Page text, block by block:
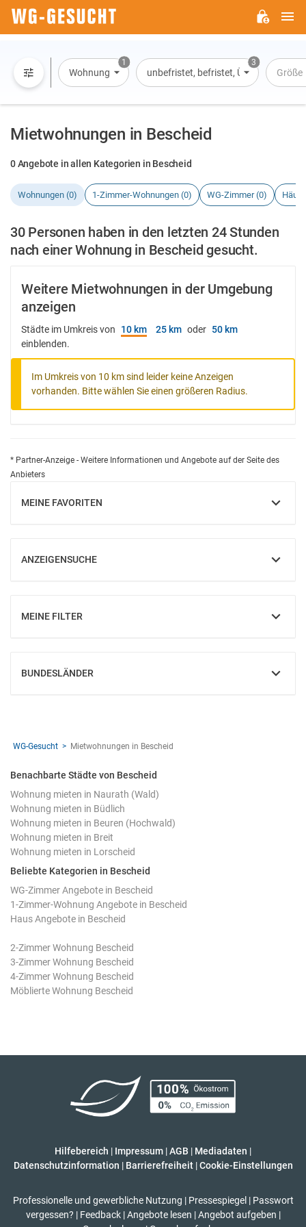
1
Wohnung
3
unbefristet, befristet, Übernachtung
Größe
Mietwohnungen in Bescheid
0 Angebote in allen Kategorien in Bescheid
Wohnungen (0) 1-Zimmer-Wohnungen (0) WG-Zimmer (0)
30 Personen haben in den letzten 24 Stunden
nach einer Wohnung in Bescheid gesucht.
Weitere Mietwohnungen in der Umgebung
anzeigen
Städte im Umkreis von 10 km 25 km oder 50 km
einblenden.
Im Umkreis von 10 km sind leider keine Anzeigen
vorhanden. Bitte wählen Sie einen größeren Radius.
* Partner-Anzeige - Weitere Informationen und Angebote auf der Seite des
Anbieters
MEINE FAVORITEN
EINBLENDEN
ANZEIGENSUCHE
EINBLENDEN
MEINE FILTER
EINBLENDEN
BUNDESLÄNDER
EINBLENDEN
WG-Gesucht Mietwohnungen in Bescheid
Benachbarte Städte von Bescheid
Wohnung mieten in Naurath (Wald)
Wohnung mieten in Büdlich
Wohnung mieten in Beuren (Hochwald)
Wohnung mieten in Breit
Wohnung mieten in Lorscheid
Beliebte Kategorien in Bescheid
WG-Zimmer Angebote in Bescheid
1-Zimmer-Wohnung Angebote in Bescheid
Haus Angebote in Bescheid
2-Zimmer Wohnung Bescheid
3-Zimmer Wohnung Bescheid
4-Zimmer Wohnung Bescheid
Möblierte Wohnung Bescheid
Hilfebereich | Impressum |AGB | Mediadaten |
Datenschutzinformation | Barrierefreiheit | Cookie-Einstellungen
Professionelle und gewerbliche Nutzung | Pressespiegel | Passwort
vergessen? | Feedback | Angebote lesen | Angebot aufgeben |